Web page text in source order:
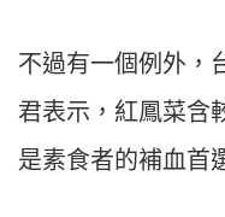
不過有一個例外，
君表示，紅鳳菜含
是素食者的補血首